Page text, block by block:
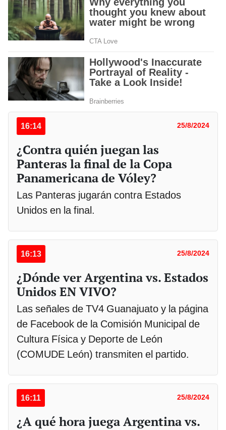
16:14 25/8/2024
¿Contra quién juegan las
Panteras la final de la Copa
Panamericana de Vóley?
Las Panteras jugarán contra Estados
Unidos en la final.
16:13 25/8/2024
¿Dónde ver Argentina vs. Estados
Unidos EN VIVO?
Las señales de TV4 Guanajuato y la página
de Facebook de la Comisión Municipal de
Cultura Física y Deporte de León
(COMUDE León) transmiten el partido.
16:11 25/8/2024
¿A qué hora juega Argentina vs.